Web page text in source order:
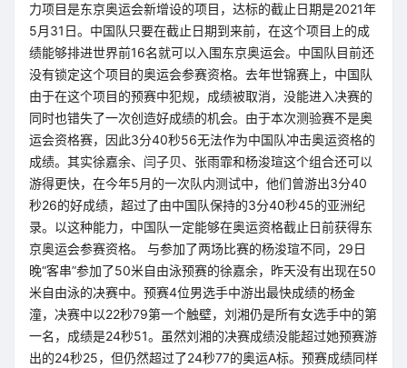
力项目是东京奥运会新增设的项目，达标的截止日期是2021年
5月31日。中国队只要在截止日期到来前，在这个项目上的成
绩能够排进世界前16名就可以入围东京奥运会。中国队目前还
没有锁定这个项目的奥运会参赛资格。去年世锦赛上，中国队
由于在这个项目的预赛中犯规，成绩被取消，没能进入决赛的
同时也错失了一次创造好成绩的机会。由于本次测验赛不是奥
运会资格赛，因此3分40秒56无法作为中国队冲击奥运资格的
成绩。其实徐嘉余、闫子贝、张雨霏和杨浚瑄这个组合还可以
游得更快，在今年5月的一次队内测试中，他们曾游出3分40
秒26的好成绩，超过了由中国队保持的3分40秒45的亚洲纪
录。以这种能力，中国队一定能够在奥运资格截止日前获得东
京奥运会参赛资格。 与参加了两场比赛的杨浚瑄不同，29日
晚“客串”参加了50米自由泳预赛的徐嘉余，昨天没有出现在50
米自由泳的决赛中。预赛4位男选手中游出最快成绩的杨金
潼，决赛中以22秒79第一个触壁，刘湘仍是所有女选手中的第
一名，成绩是24秒51。虽然刘湘的决赛成绩没能超过她预赛游
出的24秒25，但仍然超过了24秒77的奥运A标。预赛成绩同样